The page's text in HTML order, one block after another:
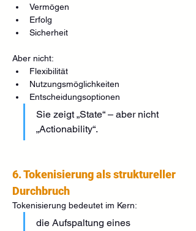
Vermögen
Erfolg
Sicherheit
Aber nicht:
Flexibilität
Nutzungsmöglichkeiten
Entscheidungsoptionen
Sie zeigt „State“ – aber nicht
„Actionability“.
6. Tokenisierung als struktureller
Durchbruch
Tokenisierung bedeutet im Kern:
die Aufspaltung eines